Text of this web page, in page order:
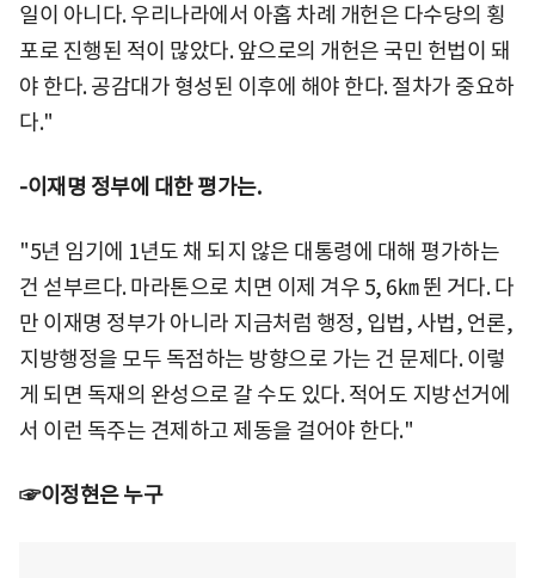
일이 아니다. 우리나라에서 아홉 차례 개헌은 다수당의 횡
포로 진행된 적이 많았다. 앞으로의 개헌은 국민 헌법이 돼
야 한다. 공감대가 형성된 이후에 해야 한다. 절차가 중요하
다."
-이재명 정부에 대한 평가는.
"5년 임기에 1년도 채 되지 않은 대통령에 대해 평가하는
건 섣부르다. 마라톤으로 치면 이제 겨우 5, 6㎞ 뛴 거다. 다
만 이재명 정부가 아니라 지금처럼 행정, 입법, 사법, 언론,
지방행정을 모두 독점하는 방향으로 가는 건 문제다. 이렇
게 되면 독재의 완성으로 갈 수도 있다. 적어도 지방선거에
서 이런 독주는 견제하고 제동을 걸어야 한다."
☞이정현은 누구